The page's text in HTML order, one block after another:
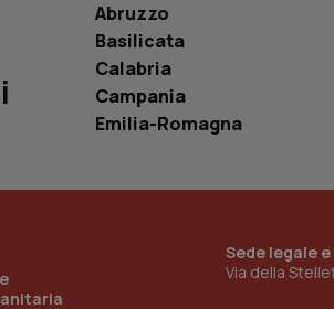
Abruzzo
Basilicata
Calabria
Campania
Emilia-Romagna
Sede legale
Via della
Nome
Nome